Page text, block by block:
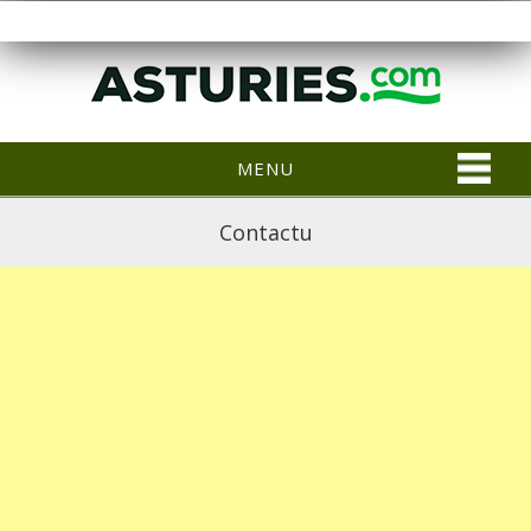
MENU
Contactu